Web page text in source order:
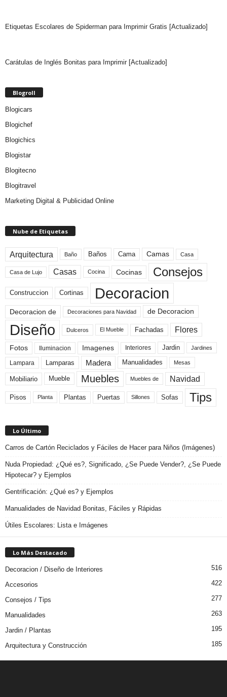
Etiquetas Escolares de Spiderman para Imprimir Gratis [Actualizado]
Carátulas de Inglés Bonitas para Imprimir [Actualizado]
Blogroll
Blogicars
Blogichef
Blogichics
Blogistar
Blogitecno
Blogitravel
Marketing Digital & Publicidad Online
Nube de Etiquetas
Arquitectura Baño Baños Cama Camas Casa
Casa de Lujo Casas Cocina Cocinas Consejos
Construccion Cortinas Decoracion
Decoracion de Decoraciones para Navidad de Decoracion
Diseño Dulceros El Mueble Fachadas Flores
Fotos Iluminacion Imagenes Interiores Jardin Jardines
Lampara Lamparas Madera Manualidades Mesas
Mobiliario Mueble Muebles Muebles de Navidad
Pisos Planta Plantas Puertas Sillones Sofas Tips
Lo Último
Carros de Cartón Reciclados y Fáciles de Hacer para Niños (Imágenes)
Nuda Propiedad: ¿Qué es?, Significado, ¿Se Puede Vender?, ¿Se Puede
Hipotecar? y Ejemplos
Gentrificación: ¿Qué es? y Ejemplos
Manualidades de Navidad Bonitas, Fáciles y Rápidas
Útiles Escolares: Lista e Imágenes
Lo Más Destacado
Decoracion / Diseño de Interiores 516
Accesorios 422
Consejos / Tips 277
Manualidades 263
Jardin / Plantas 195
Arquitectura y Construcción 185